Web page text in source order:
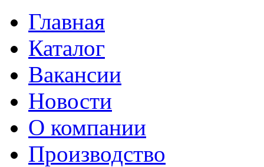
Главная
Каталог
Вакансии
Новости
О компании
Производство